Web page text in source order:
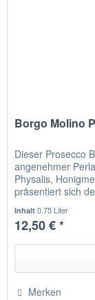
Borgo Molino
Dieser Prosecco
angenehmer
Physalis,
präsentiert sich
Inhalt0.75 Liter
12,50 € *
Merken